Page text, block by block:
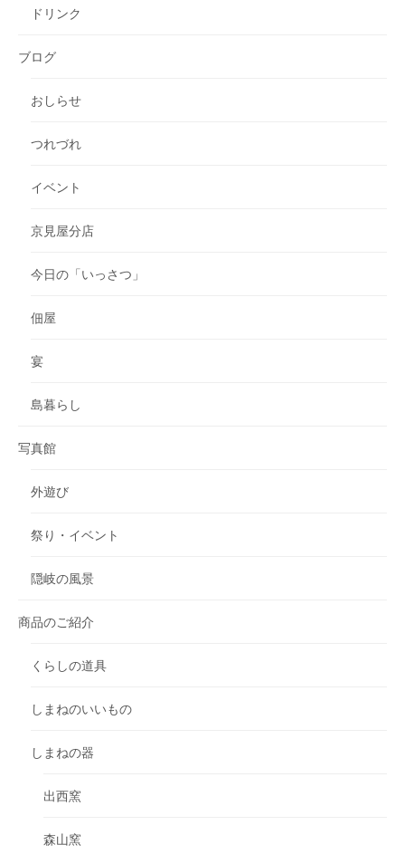
ドリンク
ブログ
おしらせ
つれづれ
イベント
京見屋分店
今日の「いっさつ」
佃屋
宴
島暮らし
写真館
外遊び
祭り・イベント
隠岐の風景
商品のご紹介
くらしの道具
しまねのいいもの
しまねの器
出西窯
森山窯